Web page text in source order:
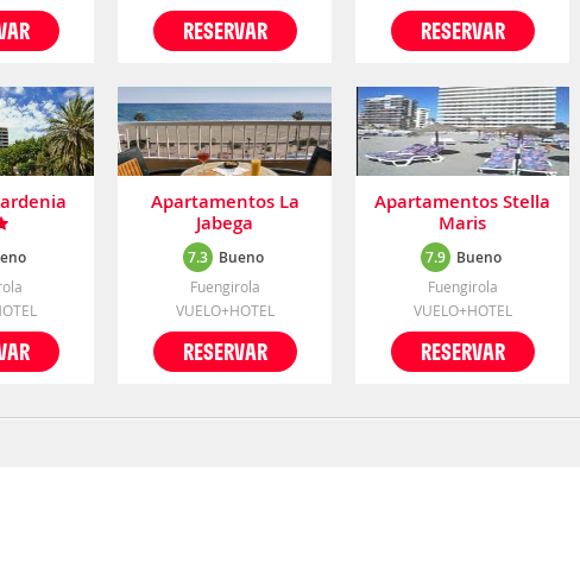
RESERVAR RESERVAR
Apartamentos La
Jabega
7.3 Bueno
Fuengirola
VUELO+HOTEL
RESERVAR
Apartamentos Stella
Maris
7.9 Bueno
Fuengirola
VUELO+HOTEL
RESERVAR